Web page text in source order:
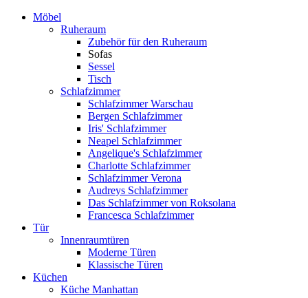
Möbel
Ruheraum
Zubehör für den Ruheraum
Sofas
Sessel
Tisch
Schlafzimmer
Schlafzimmer Warschau
Bergen Schlafzimmer
Iris' Schlafzimmer
Neapel Schlafzimmer
Angelique's Schlafzimmer
Charlotte Schlafzimmer
Schlafzimmer Verona
Audreys Schlafzimmer
Das Schlafzimmer von Roksolana
Francesca Schlafzimmer
Tür
Innenraumtüren
Moderne Türen
Klassische Türen
Küchen
Küche Manhattan